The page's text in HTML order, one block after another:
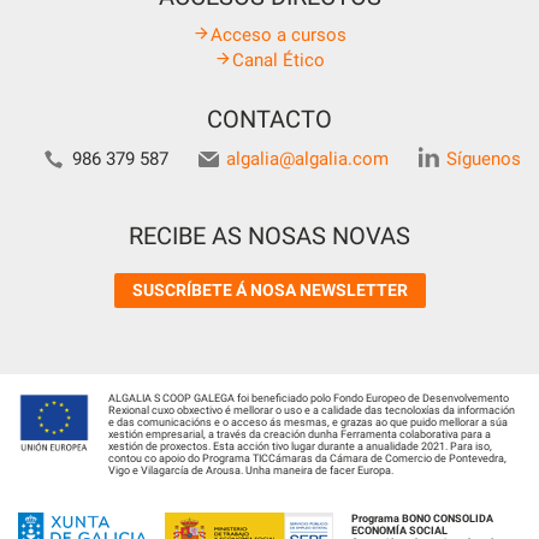
Acceso a cursos
Canal Ético
CONTACTO
986 379 587 algalia@algalia.com Síguenos
RECIBE AS NOSAS NOVAS
SUSCRÍBETE Á NOSA NEWSLETTER
ALGALIA S COOP GALEGA foi beneficiado polo Fondo Europeo de Desenvolvemento
Rexional cuxo obxectivo é mellorar o uso e a calidade das tecnoloxías da información
e das comunicacións e o acceso ás mesmas, e grazas ao que puido mellorar a súa
xestión empresarial, a través da creación dunha Ferramenta colaborativa para a
xestión de proxectos. Esta acción tivo lugar durante a anualidade 2021. Para iso,
contou co apoio do Programa TICCámaras da Cámara de Comercio de Pontevedra,
Vigo e Vilagarcía de Arousa. Unha maneira de facer Europa.
Programa BONO CONSOLIDA
ECONOMÍA SOCIAL